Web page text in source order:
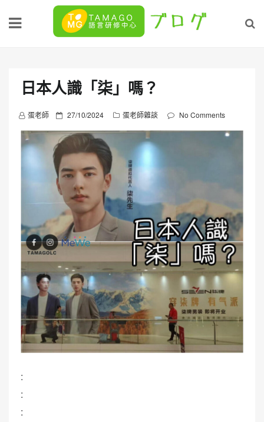
日本人識「柒」嗎？
蛋老師
P
o
s
t
e
o
n
27/10/2024 蛋老師雜談 No Comments
:
:
: